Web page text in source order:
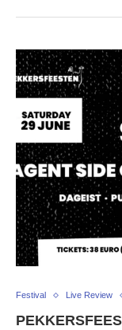
Festival Live Review